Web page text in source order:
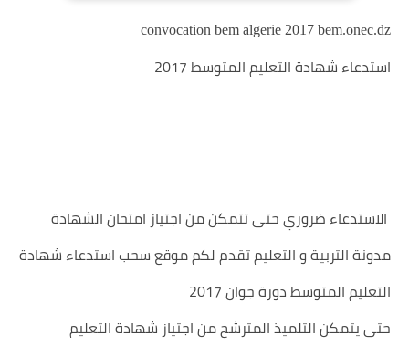
convocation bem algerie 2017 bem.onec.dz
استدعاء شهادة التعليم المتوسط 2017
مدونة التربية و التعليم تقدم لكم موقع سحب استدعاء شهادة
التعليم المتوسط دورة جوان 2017
حتى يتمكن التلميذ المترشح من اجتياز شهادة التعليم